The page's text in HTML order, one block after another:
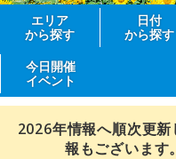
エリア
から探す
日付
から探す
今日開催
イベント
2026年情報へ順次更
報もございます